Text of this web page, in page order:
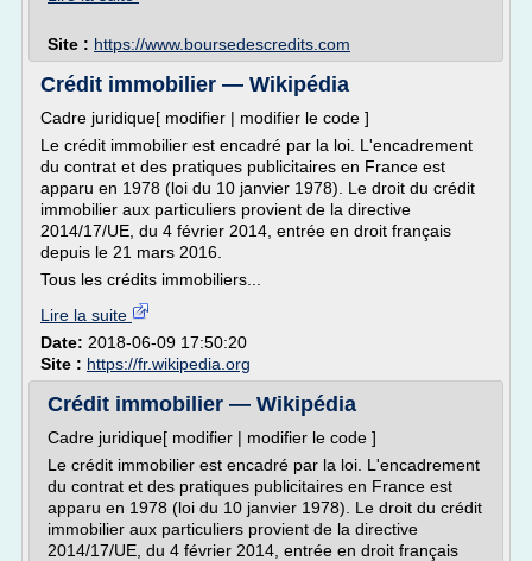
Site : https://www.boursedescredits.com
Crédit immobilier — Wikipédia
Cadre juridique[ modifier | modifier le code ]
Le crédit immobilier est encadré par la loi. L'encadrement
du contrat et des pratiques publicitaires en France est
apparu en 1978 (loi du 10 janvier 1978). Le droit du crédit
immobilier aux particuliers provient de la directive
2014/17/UE, du 4 février 2014, entrée en droit français
depuis le 21 mars 2016.
Tous les crédits immobiliers...
Lire la suite
Date: 2018-06-09 17:50:20
Site : https://fr.wikipedia.org
Crédit immobilier — Wikipédia
Cadre juridique[ modifier | modifier le code ]
Le crédit immobilier est encadré par la loi. L'encadrement
du contrat et des pratiques publicitaires en France est
apparu en 1978 (loi du 10 janvier 1978). Le droit du crédit
immobilier aux particuliers provient de la directive
2014/17/UE, du 4 février 2014, entrée en droit français